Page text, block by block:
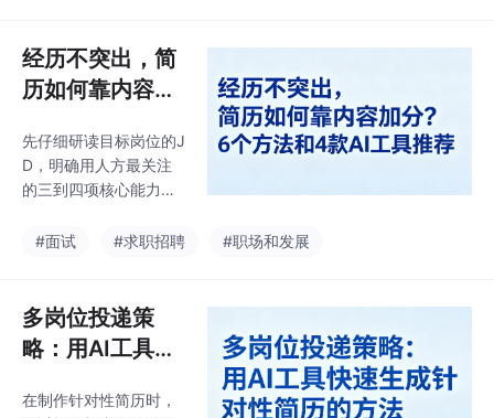
类、市场类岗位）来
说，它是一个不错的选
了47分。如果你打开自
己的简历，看到的是一
堆”负责XX工作”“参与X
十份都石沉大海——那
这篇文章就是写给你
的。我最近试了一款叫
求职工具，想从实际使
改到至少能过HR初
经历不突出，简
历如何靠内容加
款AI工具推荐
先仔细研读目标岗位的J
D，明确用人方最关注
的三到四项核心能力，
你的经历，用STAR法则
果，并尽量用数字去量
化。这一步做在前头，
后续修改才有方向感。
责日常运营”“参与项目
#面试 #求职招聘 #职场和发展
多岗位投递策
略：用AI工具快
历的方法
在制作针对性简历时，